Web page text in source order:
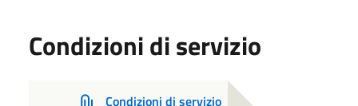
Condizioni di servizio
Condizioni di servizio